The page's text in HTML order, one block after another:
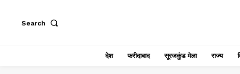
Search
देश फरीदाबाद सूरजकुंड मेला राज्‍य